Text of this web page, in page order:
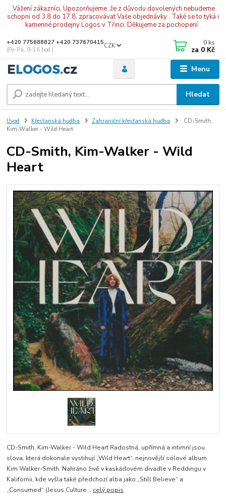
.Vážení zákazníci, Upozorňujeme ,že z důvodu dovolených nebudeme
schopni od 3.8 do 17.8. zpracovávat Vaše objednávky . Také se to tyká i
kamenné prodejny Logos v Třinci. Děkujeme za pochopení .
Menu
CZK
Hledat
+420 775688827 +420 737670415
(Po-Pá, 9-16 hod.)
0 ks
za 0 Kč
Úvod Křesťanská hudba Zahraniční křesťanská hudba
CD-Smith,
Kim-Walker - Wild Heart
CD-Smith, Kim-Walker - Wild
Heart
CD-Smith, Kim-Walker - Wild Heart Radostná, upřímná a intimní jsou
slova, která dokonale vystihují „Wild Heart“, nejnovější sólové album
Kim Walker-Smith. Nahráno živě v kaskádovém divadle v Reddingu v
Kalifornii, kde vyšla také předchozí alba jako „Still Believe“ a
„Consumed“ (Jesus Culture... celý popis